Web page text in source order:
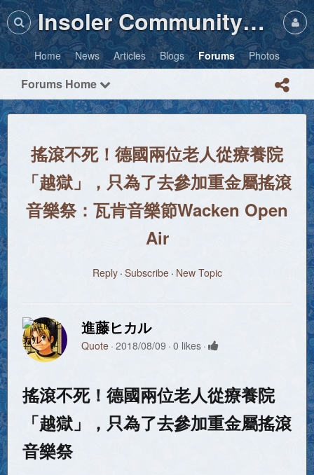
Insoler Community・Photos
Home News Articles Blogs Forums Photos
Forums Home
搖滾不死！德國兩位老人從療養院
「越獄」，只為了去參加重金屬搖滾
音樂祭：瓦肯音樂節Wacken Open
Air
Reply Subscribe New Topic
進藤ヒカル
Quote 2018/08/09 0 likes
搖滾不死！德國兩位老人從療養院
「越獄」，只為了去參加重金屬搖滾
音樂祭